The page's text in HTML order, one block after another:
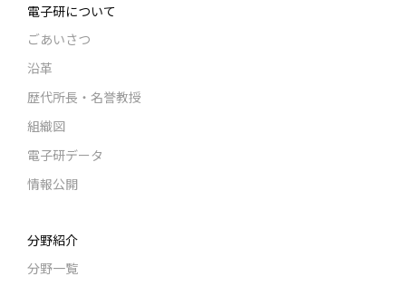
電子研について
ごあいさつ
沿革
歴代所長・名誉教授
組織図
電子研データ
情報公開
分野紹介
分野一覧